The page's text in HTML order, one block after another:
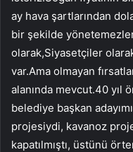
ay hava şartlarından
bir şekilde
olarak,Siyasetçiler
var.Ama olmayan
alanında mevcut.40 yıl
belediye başkan
projesiydi, kavanoz
kapatılmıştı, üstünü